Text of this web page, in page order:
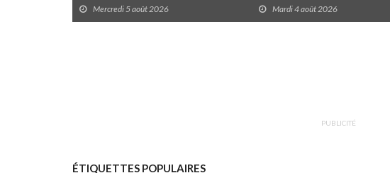
Mercredi 5 août 2026 Mardi 4 août 2026
PUBLICITÉ
ÉTIQUETTES POPULAIRES